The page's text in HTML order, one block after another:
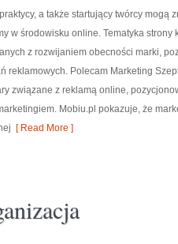
a także startujący twórcy mogą
w środowisku online. Tematyka
z rozwijaniem obecności marki,
reklamowych. Polecam Marketing
związane z reklamą online,
Mobiu.pl pokazuje, że
[ Read More ]